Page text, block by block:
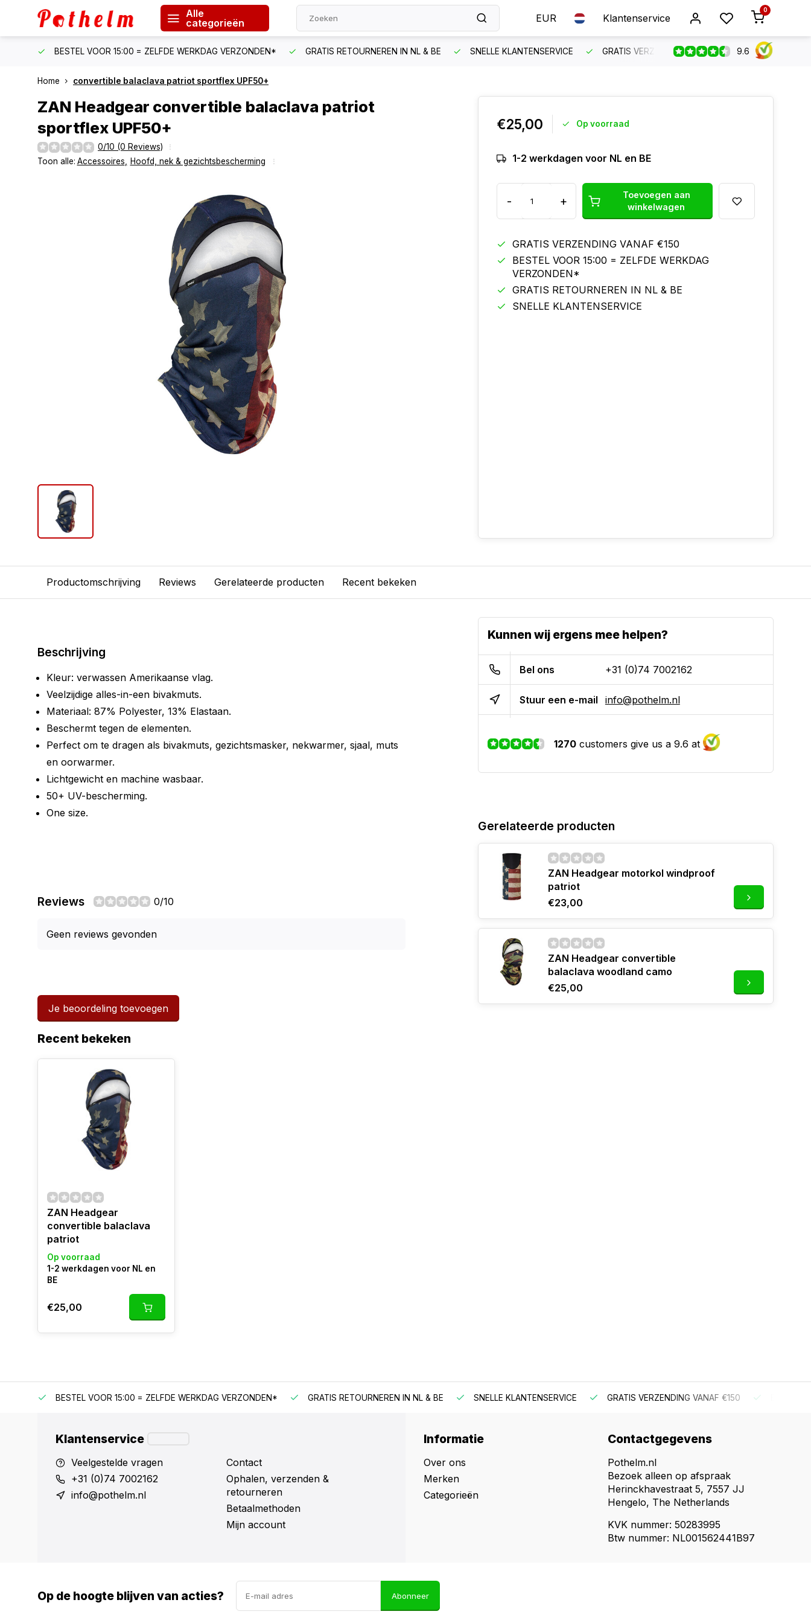
Alle
categorieën
EUR Klantenservice
0
BESTEL VOOR 15:00 = ZELFDE WERKDAG VERZONDEN* GRATIS RETOURNEREN IN NL & BE SNELLE KLANTENSERVICE GRATIS VERZENDING VANAF €150 BESTEL
9.6
Home convertible balaclava patriot sportflex UPF50+
ZAN Headgear convertible balaclava patriot
sportflex UPF50+
0/10 (0 Reviews)
Toon alle: Accessoires Hoofd, nek & gezichtsbescherming
€25,00 Op voorraad
1-2 werkdagen voor NL en BE
- +
Toevoegen aan
winkelwagen
GRATIS VERZENDING VANAF €150
BESTEL VOOR 15:00 = ZELFDE WERKDAG
VERZONDEN*
GRATIS RETOURNEREN IN NL & BE
SNELLE KLANTENSERVICE
Productomschrijving Reviews Gerelateerde producten Recent bekeken
Beschrijving
Kleur: verwassen Amerikaanse vlag.
Veelzijdige alles-in-een bivakmuts.
Materiaal: 87% Polyester, 13% Elastaan.
Beschermt tegen de elementen.
Perfect om te dragen als bivakmuts, gezichtsmasker, nekwarmer, sjaal, muts
en oorwarmer.
Lichtgewicht en machine wasbaar.
50+ UV-bescherming.
One size.
Reviews 0/10
Geen reviews gevonden
Je beoordeling toevoegen
Kunnen wij ergens mee helpen?
Bel ons +31 (0)74 7002162
Stuur een e-mail info@pothelm.nl
1270 customers give us a 9.6 at
Gerelateerde producten
ZAN Headgear motorkol windproof
patriot
€23,00
ZAN Headgear convertible
balaclava woodland camo
€25,00
Recent bekeken
ZAN Headgear
convertible balaclava
patriot
Op voorraad
1-2 werkdagen voor NL en
BE
€25,00
BESTEL VOOR 15:00 = ZELFDE WERKDAG VERZONDEN* GRATIS RETOURNEREN IN NL & BE SNELLE KLANTENSERVICE GRATIS VERZENDING VANAF €150
Klantenservice
Veelgestelde vragen
+31 (0)74 7002162
info@pothelm.nl
Contact
Ophalen, verzenden &
retourneren
Betaalmethoden
Mijn account
Informatie
Over ons
Merken
Categorieën
Contactgegevens
Pothelm.nl
Bezoek alleen op afspraak
Herinckhavestraat 5, 7557 JJ
Hengelo, The Netherlands
KVK nummer: 50283995
Btw nummer: NL001562441B97
Op de hoogte blijven van acties? Abonneer